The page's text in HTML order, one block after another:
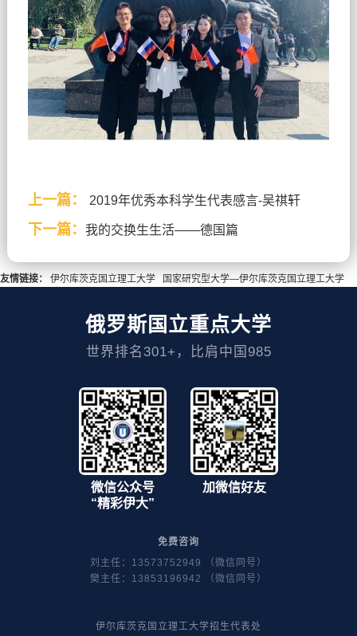
上一篇： 2019年优秀本科学生代表感言-吴祺轩
下一篇： 我的交换生生活——德国篇
友情链接： 伊尔库茨克国立理工大学 国家研究型大学—伊尔库茨克国立理工大学
俄罗斯国立重点大学
世界排名301+，比肩中国985
微信公众号
“精彩伊大”
加微信好友
免费咨询
刘主任：13573752949 （微信同号）
樊主任：13853196942 （微信同号）
伊尔库茨克国立理工大学招生代表处